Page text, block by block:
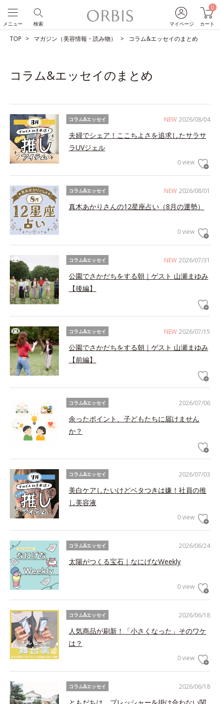
マイページ
0
カート
検索
メニュー
TOP マガジン（美容情報・読み物） コラム&エッセイのまとめ
コラム&エッセイのまとめ
NEW 2026/08/04
コラム&エッセイ
夫婦でシェア！ここちよさを追求したサラサ
ラUVジェル
0 view
NEW 2026/08/01
コラム&エッセイ
真木あかりさんの12星座占い（8月の運勢）
0 view
NEW 2026/07/31
コラム&エッセイ
公園でさかだちをする朝｜ゲスト 山瀬まゆみ
【後編】
NEW 2026/07/15
コラム&エッセイ
公園でさかだちをする朝｜ゲスト 山瀬まゆみ
【前編】
2026/07/06
コラム&エッセイ
余ったポイント、子どもたちに届けません
か？
2026/07/03
コラム&エッセイ
美白ケアしたいけどベタつきは嫌！社員の推
し美容液
0 view
2026/06/24
コラム&エッセイ
太陽がつくる宝石｜なにげなWeekly
0 view
2026/06/18
コラム&エッセイ
人気商品が刷新！「小さくなった」そのワケ
は？
0 view
2026/06/18
コラム&エッセイ